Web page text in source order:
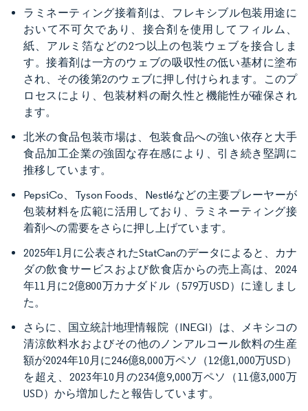
ラミネーティング接着剤は、フレキシブル包装用途に
おいて不可欠であり、接合剤を使用してフィルム、
紙、アルミ箔などの2つ以上の包装ウェブを接合しま
す。接着剤は一方のウェブの吸収性の低い基材に塗布
され、その後第2のウェブに押し付けられます。このプ
ロセスにより、包装材料の耐久性と機能性が確保され
ます。
北米の食品包装市場は、包装食品への強い依存と大手
食品加工企業の強固な存在感により、引き続き堅調に
推移しています。
PepsiCo、Tyson Foods、Nestléなどの主要プレーヤーが
包装材料を広範に活用しており、ラミネーティング接
着剤への需要をさらに押し上げています。
2025年1月に公表されたStatCanのデータによると、カナ
ダの飲食サービスおよび飲食店からの売上高は、2024
年11月に2億800万カナダドル（579万USD）に達しまし
た。
さらに、国立統計地理情報院（INEGI）は、メキシコの
清涼飲料水およびその他のノンアルコール飲料の生産
額が2024年10月に246億8,000万ペソ（12億1,000万USD）
を超え、2023年10月の234億9,000万ペソ（11億3,000万
USD）から増加したと報告しています。